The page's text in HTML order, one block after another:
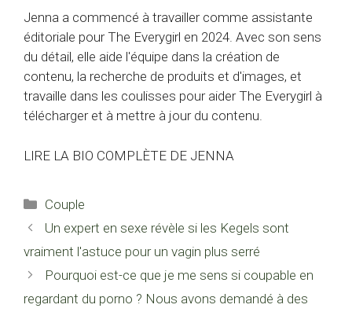
Jenna a commencé à travailler comme assistante
éditoriale pour The Everygirl en 2024. Avec son sens
du détail, elle aide l'équipe dans la création de
contenu, la recherche de produits et d'images, et
travaille dans les coulisses pour aider The Everygirl à
télécharger et à mettre à jour du contenu.
LIRE LA BIO COMPLÈTE DE JENNA
Catégories
Couple
Un expert en sexe révèle si les Kegels sont
vraiment l'astuce pour un vagin plus serré
Pourquoi est-ce que je me sens si coupable en
regardant du porno ? Nous avons demandé à des